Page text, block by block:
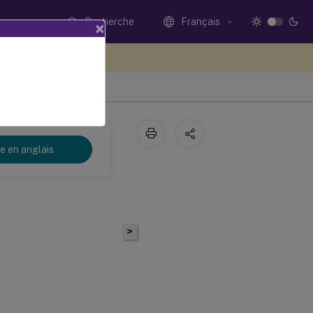
Recherche Français
en anglais
>
×